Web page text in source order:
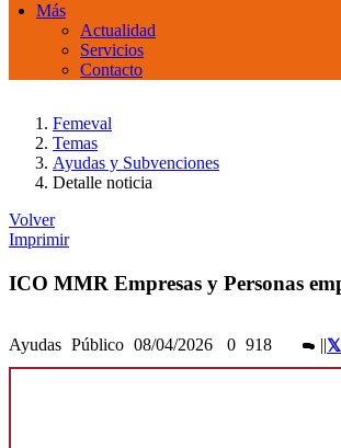
Más
Actualidad
Servicios
Contacto
Femeval
Temas
Ayudas y Subvenciones
Detalle noticia
Volver
Imprimir
ICO MMR Empresas y Personas
Ayudas Público 08/04/2026 0 918 ||